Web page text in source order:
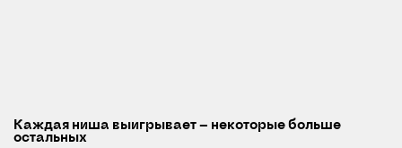
Каждая ниша выигрывает — некоторые больше
остальных